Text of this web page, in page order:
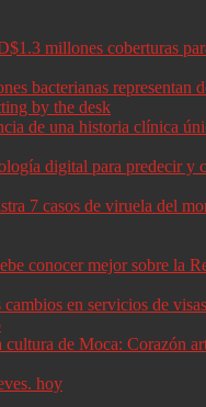
millones coberturas
bacterianas representan
de una historia clínica
digital para predecir y
7 casos de viruela del
conocer mejor sobre la
cambios en servicios de
cultura de Moca: Corazón
hoy